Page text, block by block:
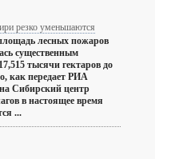
резко уменьшаются
лесных пожаров
существенным
тысячи гектаров до
как передает РИА
Сибирский центр
в настоящее время
...